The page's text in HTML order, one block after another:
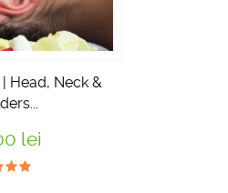
Head, Neck &
lei